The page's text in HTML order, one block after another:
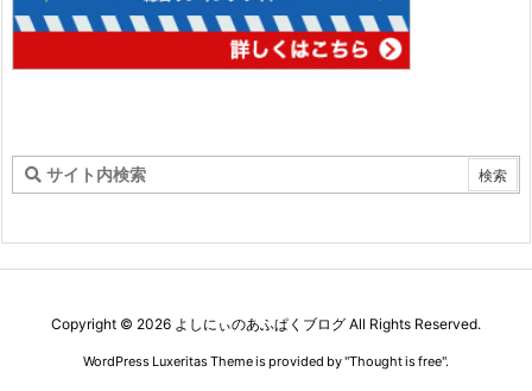
Copyright © 2026 よしにぃのあふぱくブログ All Rights Reserved.
WordPress Luxeritas Theme is provided by "Thought is free".